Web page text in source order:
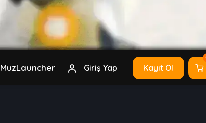
Giriş Yap Kayıt Ol
MuzLauncher